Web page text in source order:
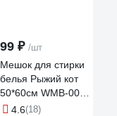
99 ₽ /шт
Мешок для стирки
белья Рыжий кот
50*60см WMB-002
311112
4.6(18)